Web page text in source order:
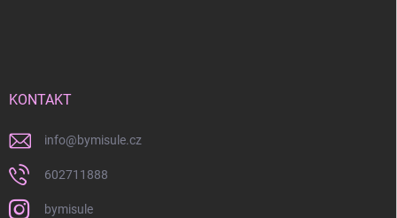
KONTAKT
info@bymisule.cz
602711888
bymisule